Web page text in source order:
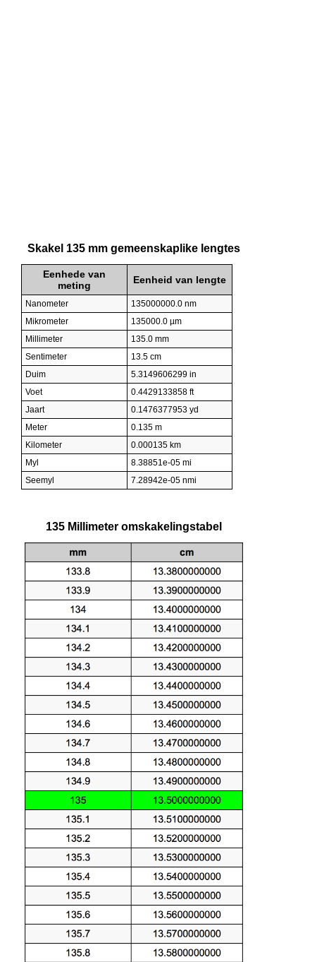
Skakel 135 mm gemeenskaplike lengtes
Eenhede van
meting
Eenheid van lengte
Nanometer
135000000.0 nm
Mikrometer
135000.0 µm
Millimeter
135.0 mm
Sentimeter
13.5 cm
Duim
5.3149606299 in
Voet
0.4429133858 ft
Jaart
0.1476377953 yd
Meter
0.135 m
Kilometer
0.000135 km
Myl
8.38851e-05 mi
Seemyl
7.28942e-05 nmi
135 Millimeter omskakelingstabel